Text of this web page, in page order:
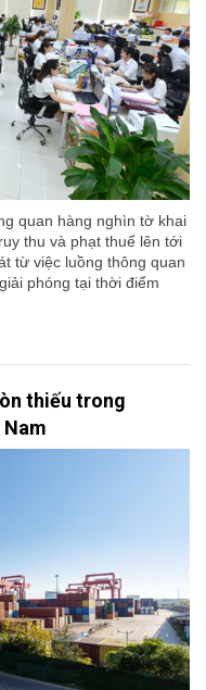
quan hàng nghìn tờ khai
thu và phạt thuế lên tới
từ việc luồng thông quan
phóng tại thời điểm
thiếu trong